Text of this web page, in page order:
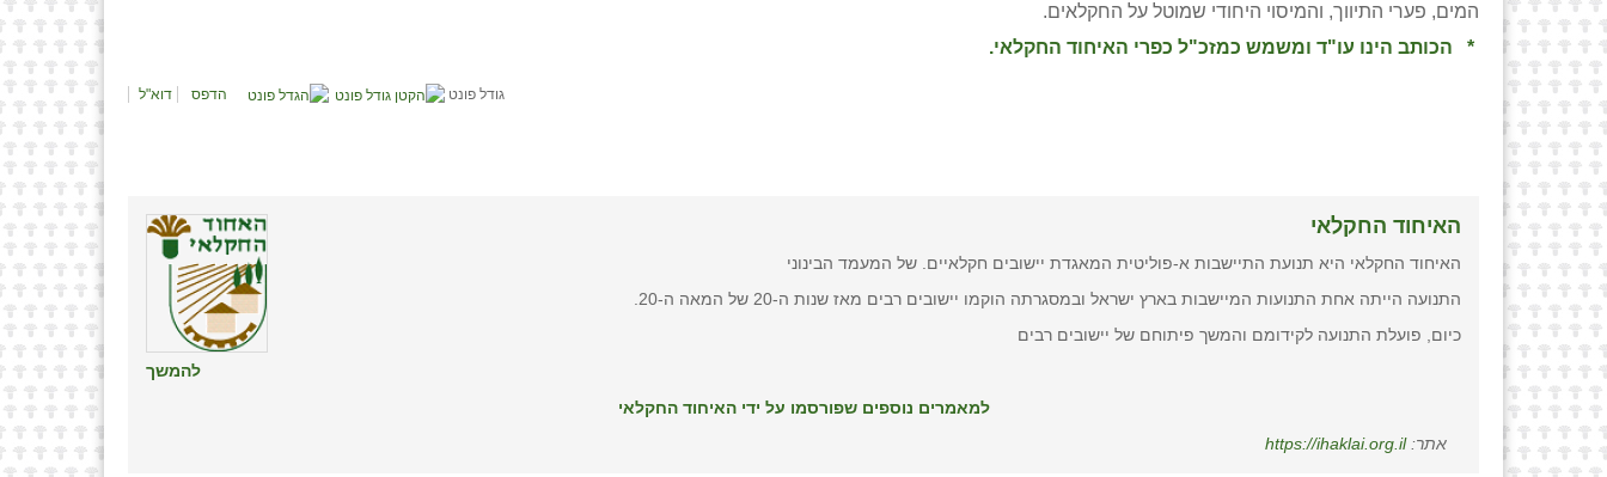
המים, פערי התיווך, והמיסוי היחודי שמוטל על החקלאים.
* הכותב הינו עו"ד ומשמש כמזכ"ל כפרי האיחוד החקלאי.
גודל פונט הדפס דוא"ל
האיחוד החקלאי
האיחוד החקלאי היא תנועת התיישבות א-פוליטית המאגדת יישובים חקלאיים. של המעמד הבינוני
התנועה הייתה אחת התנועות המיישבות בארץ ישראל ובמסגרתה הוקמו יישובים רבים מאז שנות ה-20 של המאה ה-20.
כיום, פועלת התנועה לקידומם והמשך פיתוחם של יישובים רבים
להמשך
למאמרים נוספים שפורסמו על ידי האיחוד החקלאי
אתר:https://ihaklai.org.il